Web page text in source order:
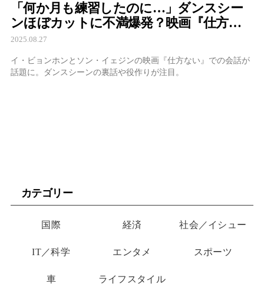
「何か月も練習したのに…」ダンスシー
ンほぼカットに不満爆発？映画『仕方な
い』裏話エピソード
2025.08.27
イ・ビョンホンとソン・イェジンの映画『仕方ない』での会話が
話題に。ダンスシーンの裏話や役作りが注目。
カテゴリー
国際 経済 社会／イシュー
IT／科学 エンタメ スポーツ
車 ライフスタイル